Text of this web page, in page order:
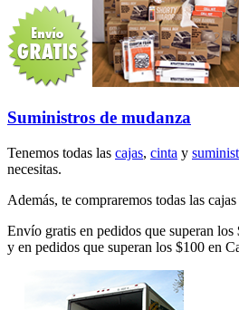
Suministros de mudanza
Tenemos todas las cajas, cinta y
necesitas.
Además, te compraremos todas las
Envío gratis en pedidos que superan
y en pedidos que superan los $100 en